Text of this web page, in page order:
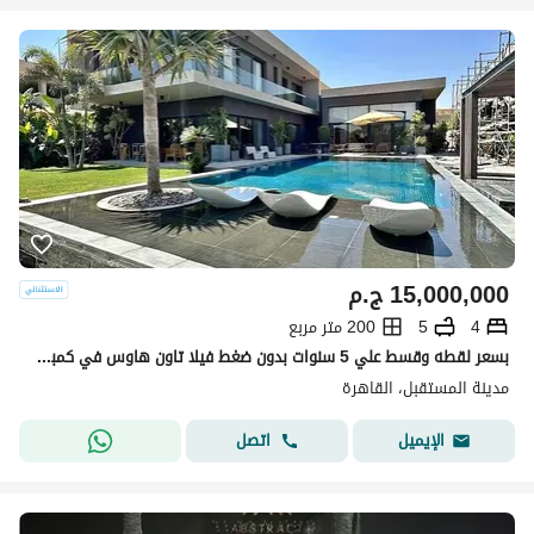
ج.م15,000,000
4
5
200 متر مربع
بسعر لقطه وقسط علي 5 سنوات بدون ضغط فيلا تاون هاوس في كمبوند جاهز للمعاينه باميز سعر ولوكيشن وفيو وخصوصيه كامله 100% دقايق الي Haptow- L'Avenir-مدينتي
مدينة المستقبل، القاهرة
الإيميل
اتصل